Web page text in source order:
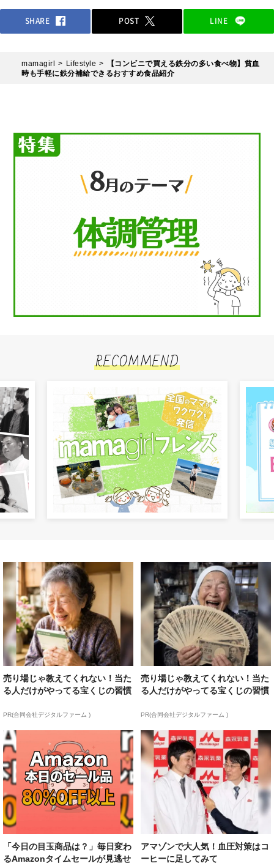
SHARE POST LINE
mamagirl Lifestyle
【コンビニで買える鉄分の多い食べ物】貧血
時も手軽に鉄分補給できるおすすめ食品紹介
RECOMMEND
売り場じゃ教えてくれない！当た
る人だけがやってる宝くじの習慣
PR(合同会社デジタルファーム )
売り場じゃ教えてくれない！当た
る人だけがやってる宝くじの習慣
PR(合同会社デジタルファーム )
「今日の目玉商品は？」毎日変わ
るAmazonタイムセールが見逃せ
アマゾンで大人気！血圧対策はコ
ーヒーに足してみて